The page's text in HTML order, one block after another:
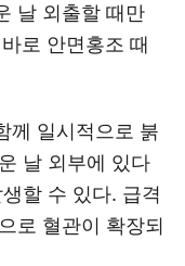
날 외출할 때만
로 안면홍조 때
께 일시적으로 붉
날 외부에 있다
할 수 있다. 급격
로 혈관이 확장되